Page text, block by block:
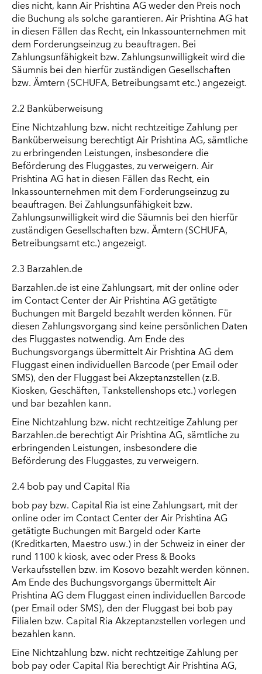
dies nicht, kann Air Prishtina AG weder den Preis noch
die Buchung als solche garantieren. Air Prishtina AG hat
in diesen Fällen das Recht, ein Inkassounternehmen mit
dem Forderungseinzug zu beauftragen. Bei
Zahlungsunfähigkeit bzw. Zahlungsunwilligkeit wird die
Säumnis bei den hierfür zuständigen Gesellschaften
bzw. Ämtern (SCHUFA, Betreibungsamt etc.) angezeigt.
2.2 Banküberweisung
Eine Nichtzahlung bzw. nicht rechtzeitige Zahlung per
Banküberweisung berechtigt Air Prishtina AG, sämtliche
zu erbringenden Leistungen, insbesondere die
Beförderung des Fluggastes, zu verweigern. Air
Prishtina AG hat in diesen Fällen das Recht, ein
Inkassounternehmen mit dem Forderungseinzug zu
beauftragen. Bei Zahlungsunfähigkeit bzw.
Zahlungsunwilligkeit wird die Säumnis bei den hierfür
zuständigen Gesellschaften bzw. Ämtern (SCHUFA,
Betreibungsamt etc.) angezeigt.
2.3 Barzahlen.de
Barzahlen.de ist eine Zahlungsart, mit der online oder
im Contact Center der Air Prishtina AG getätigte
Buchungen mit Bargeld bezahlt werden können. Für
diesen Zahlungsvorgang sind keine persönlichen Daten
des Fluggastes notwendig. Am Ende des
Buchungsvorgangs übermittelt Air Prishtina AG dem
Fluggast einen individuellen Barcode (per Email oder
SMS), den der Fluggast bei Akzeptanzstellen (z.B.
Kiosken, Geschäften, Tankstellenshops etc.) vorlegen
und bar bezahlen kann.
Eine Nichtzahlung bzw. nicht rechtzeitige Zahlung per
Barzahlen.de berechtigt Air Prishtina AG, sämtliche zu
erbringenden Leistungen, insbesondere die
Beförderung des Fluggastes, zu verweigern.
2.4 bob pay und Capital Ria
bob pay bzw. Capital Ria ist eine Zahlungsart, mit der
online oder im Contact Center der Air Prishtina AG
getätigte Buchungen mit Bargeld oder Karte
(Kreditkarten, Maestro usw.) in der Schweiz in einer der
rund 1100 k kiosk, avec oder Press & Books
Verkaufsstellen bzw. im Kosovo bezahlt werden können.
Am Ende des Buchungsvorgangs übermittelt Air
Prishtina AG dem Fluggast einen individuellen Barcode
(per Email oder SMS), den der Fluggast bei bob pay
Filialen bzw. Capital Ria Akzeptanzstellen vorlegen und
bezahlen kann.
Eine Nichtzahlung bzw. nicht rechtzeitige Zahlung per
bob pay oder Capital Ria berechtigt Air Prishtina AG,